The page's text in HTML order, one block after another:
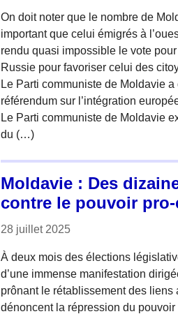
On doit noter que le nombre de
important que celui émigrés à
rendu quasi impossible le vote
Russie pour favoriser celui des
Le Parti communiste de Moldavie
référendum sur l’intégration
Le Parti communiste de Moldavie
du (…)
Moldavie : Des
contre le pouvoir
28 juillet 2025
À deux mois des élections
d’une immense manifestation
prônant le rétablissement des
dénoncent la répression du